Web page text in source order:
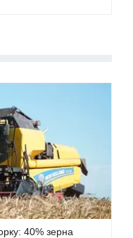
40% зерна